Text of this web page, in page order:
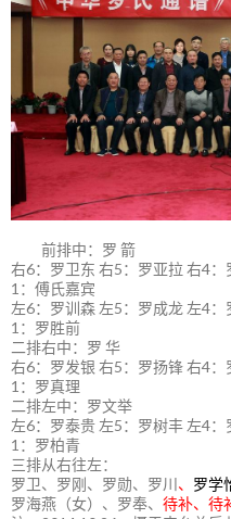
前排中：罗 箭
右6：罗卫东 右5：罗亚拉 右4
1：傅氏嘉宾
左6：罗训森 左5：罗成龙 左4
1：罗胜前
二排右中：罗 华
右6：罗发银 右5：罗扬锋 右4
1：罗真理
二排左中：罗文举
左6：罗泰贵 左5：罗树丰 左4：
1：罗柏青
三排从右往左：
罗卫、罗刚、罗勋、罗川 、 罗学
罗海燕（女）、罗奉、 待补、待